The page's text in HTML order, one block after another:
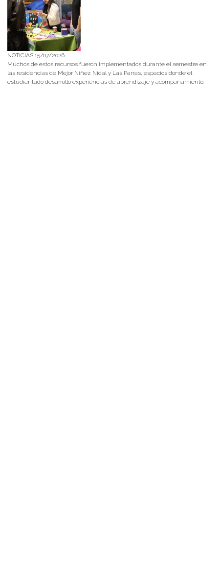
NOTICIAS 15/07/2026
Muchos de estos recursos fueron implementados durante el semestre en
las residencias de Mejor Niñez Nidal y Las Parras, espacios donde el
estudiantado desarrolló experiencias de aprendizaje y acompañamiento.